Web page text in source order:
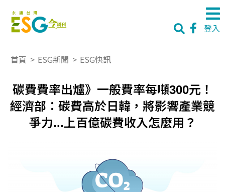
登入
首頁 > ESG新聞 > ESG快訊
碳費費率出爐》一般費率每噸300元！
經濟部：碳費高於日韓，將影響產業競
爭力...上百億碳費收入怎麼用？